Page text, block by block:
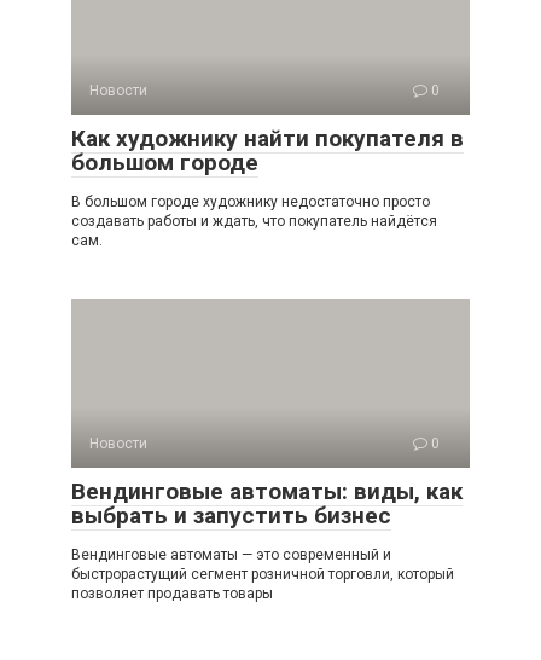
Новости 0
Как художнику найти покупателя в
большом городе
В большом городе художнику недостаточно просто
создавать работы и ждать, что покупатель найдётся
сам.
Новости 0
Вендинговые автоматы: виды, как
выбрать и запустить бизнес
Вендинговые автоматы — это современный и
быстрорастущий сегмент розничной торговли, который
позволяет продавать товары